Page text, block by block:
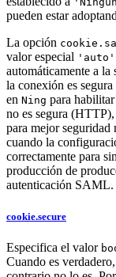
pueden estar
La opción
valor especial 'auto'
automáticamente a
la conexión es
en Ning para
no es segura
para mejor
cuando la
correctamente para
producción de
autenticación SAML.
cookie.secure
Especifica el valor
Cuando es